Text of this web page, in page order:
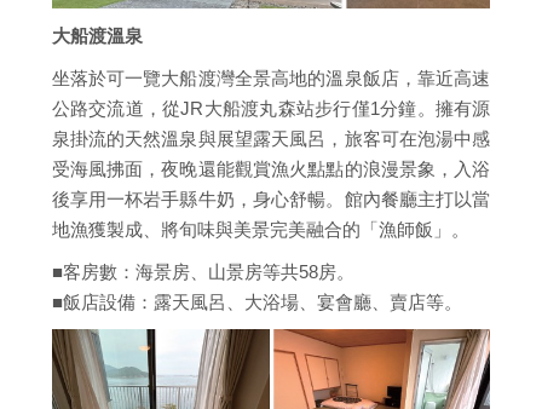
大船渡溫泉
坐落於可一覽大船渡灣全景高地的溫泉飯店，靠近高速
公路交流道，從JR大船渡丸森站步行僅1分鐘。擁有源
泉掛流的天然溫泉與展望露天風呂，旅客可在泡湯中感
受海風拂面，夜晚還能觀賞漁火點點的浪漫景象，入浴
後享用一杯岩手縣牛奶，身心舒暢。館內餐廳主打以當
地漁獲製成、將旬味與美景完美融合的「漁師飯」。
■客房數：海景房、山景房等共58房。
■飯店設備：露天風呂、大浴場、宴會廳、賣店等。